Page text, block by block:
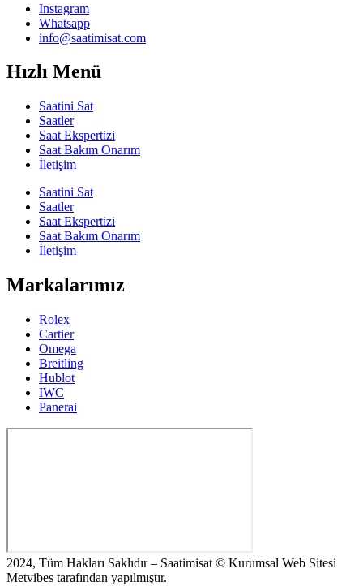
Instagram
Whatsapp
info@saatimisat.com
Hızlı Menü
Saatini Sat
Saatler
Saat Ekspertizi
Saat Bakım Onarım
İletişim
Saatini Sat
Saatler
Saat Ekspertizi
Saat Bakım Onarım
İletişim
Markalarımız
Rolex
Cartier
Omega
Breitling
Hublot
IWC
Panerai
2024, Tüm Hakları Saklıdır – Saatimisat © Kurumsal Web Sitesi
Metvibes tarafından yapılmıştır.